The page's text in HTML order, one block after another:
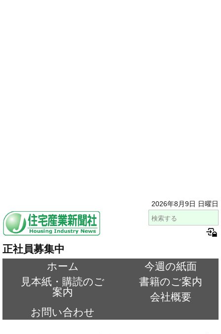
2026年8月9日 日曜日
正社員募集中
ホーム
今週の紙面
見本紙・購読のご
案内
書籍のご案内
会社概要
お問い合わせ